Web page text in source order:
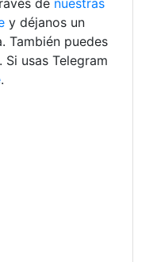
y déjanos un
También puedes
. Si usas Telegram
.